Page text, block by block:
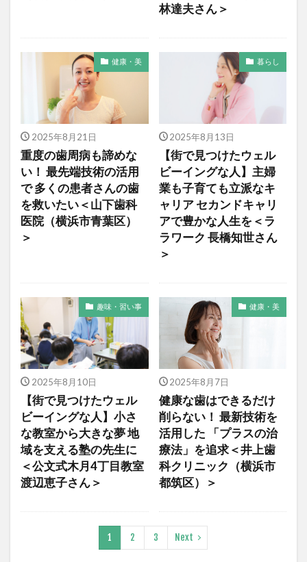
林達夫さん＞
健康・美
2025年8月21日
重度の歯周病も諦めな
い！ 最先端技術の活用
で 多くの患者さんの歯
を救いたい＜山下歯科
医院（横浜市青葉区）
＞
暮らし
2025年8月13日
【街で見つけたウェル
ビーイングな人】主婦
業も子育ても立派なキ
ャリア セカンドキャリ
アで豊かな人生を＜ラ
ラワーク 長橋知世さん
＞
趣味・習い事
2025年8月10日
【街で見つけたウェル
ビーイングな人】小さ
な教室から大きな夢 地
域を支える塾の先生に
＜公文式木月4丁目教室
渡辺恵子さん＞
健康・美
2025年8月7日
健康な歯はできるだけ
削らない！ 最新技術を
活用した 「プラスの治
療法」を追求＜井上歯
科クリニック（横浜市
都筑区）＞
1 2 3 Next